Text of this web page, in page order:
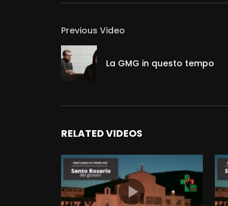
Previous Video
La GMG in questo tempo
RELATED VIDEOS